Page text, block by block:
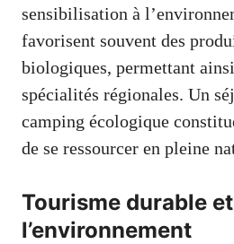
sensibilisation à
favorisent souvent des
biologiques, permettant
spécialités régionales. Un
camping écologique
de se ressourcer en pleine
Tourisme durable
l’environnement